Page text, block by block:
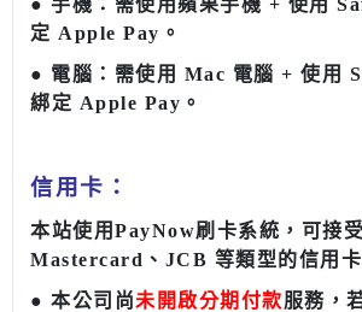
● 手機：需使用蘋果手機 + 使用
定 Apple Pay 。
● 電腦：需使用 Mac 電腦 + 使用
綁定 Apple Pay 。
信用卡：
本站使用PayNow刷卡系統，可接
Mastercard、JCB 等類型的信用卡
● 本公司尚未開啟分期付款服務，